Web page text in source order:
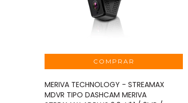
MERIVA TECHNOLOGY - STREAMAX
MDVR TIPO DASHCAM MERIVA